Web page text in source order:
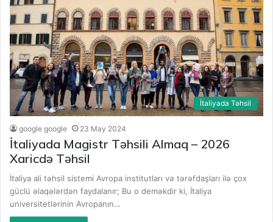
İtaliyada Təhsil
google google 23 May 2024
İtaliyada Magistr Təhsili Almaq – 2026
Xaricdə Təhsil
İtaliya ali təhsil sistemi Avropa institutları və tərəfdaşları ilə çox
güclü əlaqələrdən faydalanır; Bu o deməkdir ki, İtaliya
universitetlərinin Avropanın…